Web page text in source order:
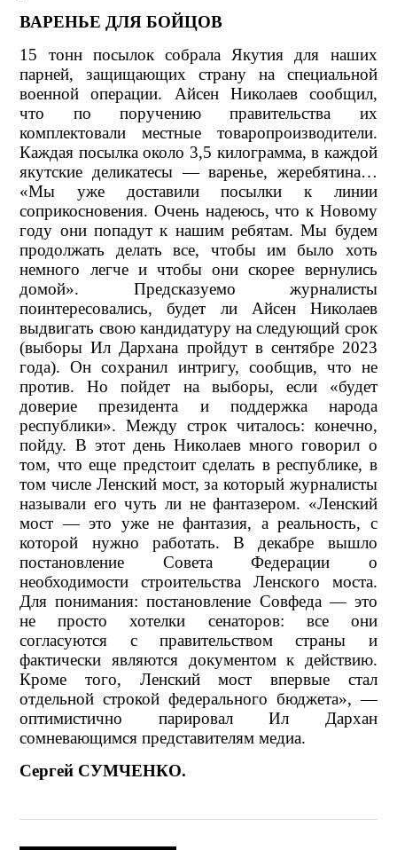
ВАРЕНЬЕ ДЛЯ БОЙЦОВ
15 тонн посылок собрала Якутия для наших
парней, защищающих страну на специальной
военной операции. Айсен Николаев сообщил,
что по поручению правительства их
комплектовали местные товаропроизводители.
Каждая посылка около 3,5 килограмма, в каждой
якутские деликатесы — варенье, жеребятина…
«Мы уже доставили посылки к линии
соприкосновения. Очень надеюсь, что к Новому
году они попадут к нашим ребятам. Мы будем
продолжать делать все, чтобы им было хоть
немного легче и чтобы они скорее вернулись
домой». Предсказуемо журналисты
поинтересовались, будет ли Айсен Николаев
выдвигать свою кандидатуру на следующий срок
(выборы Ил Дархана пройдут в сентябре 2023
года). Он сохранил интригу, сообщив, что не
против. Но пойдет на выборы, если «будет
доверие президента и поддержка народа
республики». Между строк читалось: конечно,
пойду. В этот день Николаев много говорил о
том, что еще предстоит сделать в республике, в
том числе Ленский мост, за который журналисты
называли его чуть ли не фантазером. «Ленский
мост — это уже не фантазия, а реальность, с
которой нужно работать. В декабре вышло
постановление Совета Федерации о
необходимости строительства Ленского моста.
Для понимания: постановление Совфеда — это
не просто хотелки сенаторов: все они
согласуются с правительством страны и
фактически являются документом к действию.
Кроме того, Ленский мост впервые стал
отдельной строкой федерального бюджета», —
оптимистично парировал Ил Дархан
сомневающимся представителям медиа.
Сергей СУМЧЕНКО.